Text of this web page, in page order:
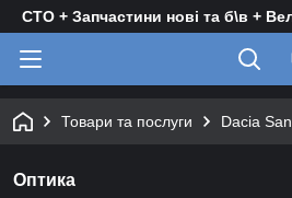
СТО + Запчастини нові та б\в +
Товари та послуги Dacia
Оптика